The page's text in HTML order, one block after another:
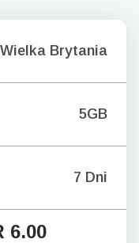
Wielka Brytania
5GB
7 Dni
6.00